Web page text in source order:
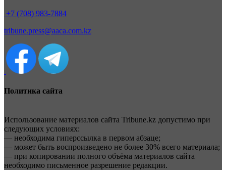
+7 (708) 983-7884
tribune.press@aaca.com.kz
Политика сайта
Использование материалов сайта Tribune.kz допустимо при
следующих условиях:
— необходима гиперссылка в первом абзаце;
— может быть воспроизведено не более 30% всего материала;
— при копировании полного объёма материалов сайта
необходимо письменное разрешение редакции.